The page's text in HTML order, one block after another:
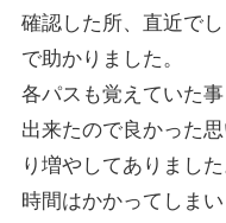
確認した所、直近で
で助かりました。
各パスも覚えていた
出来たので良かった
り増やしてありました
時間はかかってしま